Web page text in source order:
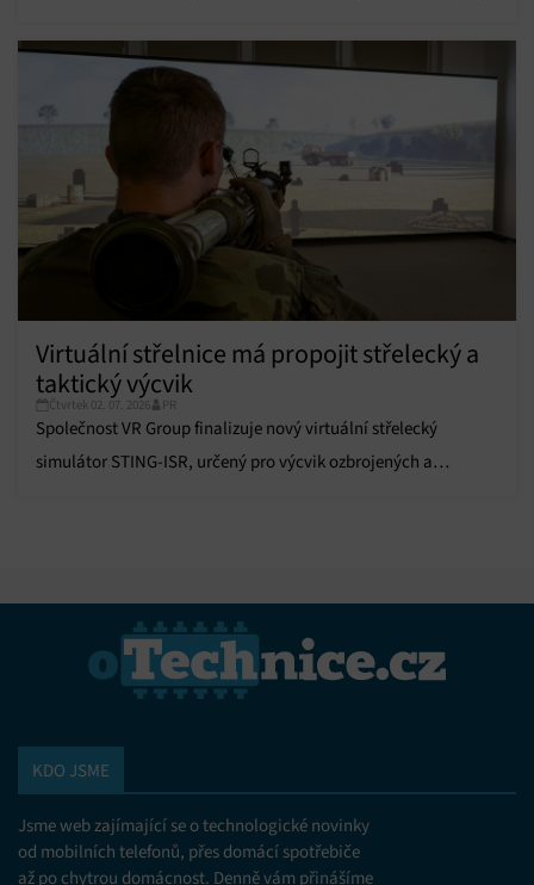
Virtuální střelnice má propojit střelecký a
taktický výcvik
Čtvrtek 02. 07. 2026 PR
Společnost VR Group finalizuje nový virtuální střelecký
simulátor STING-ISR, určený pro výcvik ozbrojených a
KDO JSME
Jsme web zajímající se o technologické novinky
od mobilních telefonů, přes domácí spotřebiče
až po chytrou domácnost. Denně vám přinášíme